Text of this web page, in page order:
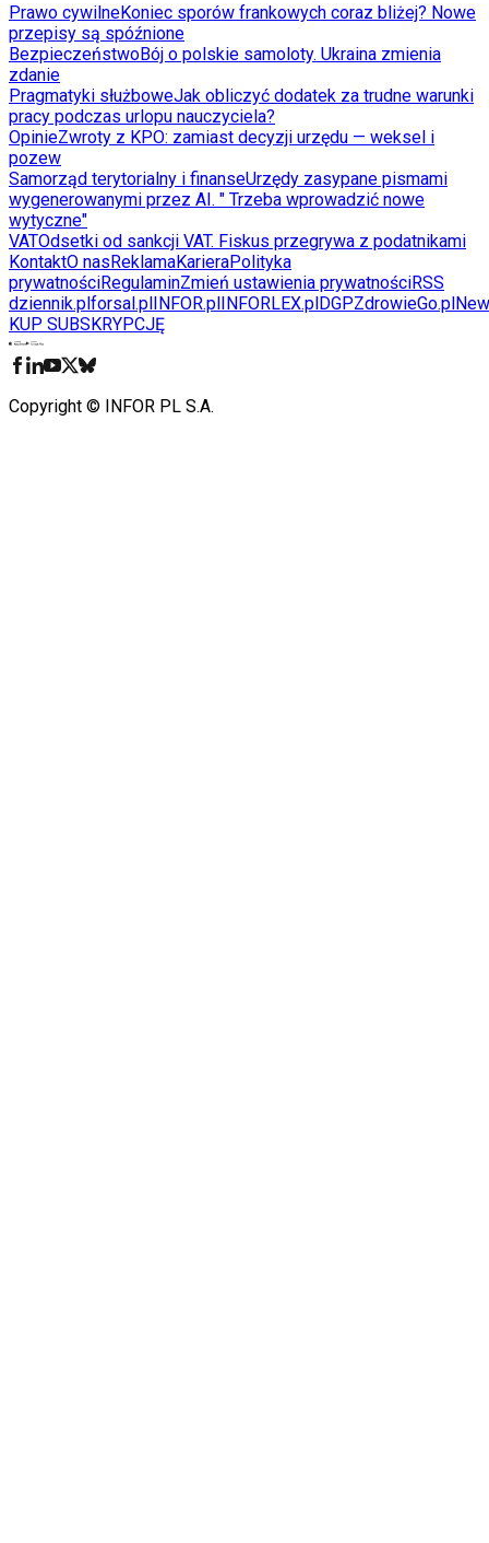
Prawo cywilneKoniec sporów frankowych coraz bliżej? Nowe
przepisy są spóźnione
BezpieczeństwoBój o polskie samoloty. Ukraina zmienia
zdanie
Pragmatyki służboweJak obliczyć dodatek za trudne warunki
pracy podczas urlopu nauczyciela?
OpinieZwroty z KPO: zamiast decyzji urzędu — weksel i
pozew
Samorząd terytorialny i finanseUrzędy zasypane pismami
wygenerowanymi przez AI. " Trzeba wprowadzić nowe
wytyczne"
VATOdsetki od sankcji VAT. Fiskus przegrywa z podatnikami
KontaktO nasReklamaKarieraPolityka
prywatnościRegulaminZmień ustawienia prywatnościRSS
dziennik.plforsal.plINFOR.plINFORLEX.plDGPZdrowieGo.pl
KUP SUBSKRYPCJĘ
Copyright © INFOR PL S.A.